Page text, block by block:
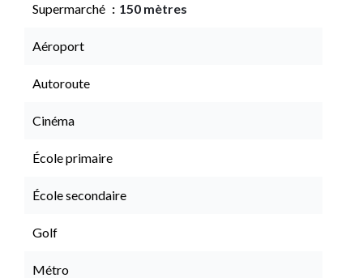
Supermarché 150 mètres
Aéroport
Autoroute
Cinéma
École primaire
École secondaire
Golf
Métro